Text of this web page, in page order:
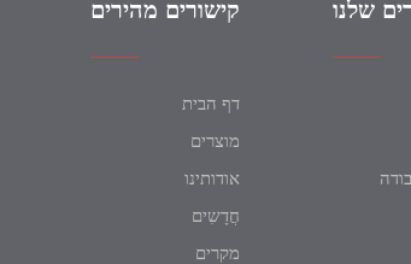
שלנו קישורים מהירים
דף הבית
מוצרים
אודותינו
חֲדָשִים
מקרים